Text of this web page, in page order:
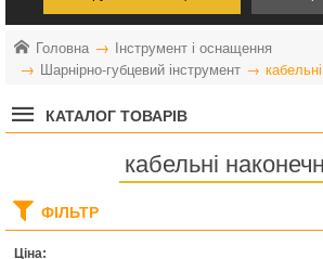
Головна
Інструмент і оснащення
Шарнірно-губцевий інструмент
КАТАЛОГ ТОВАРІВ
кабельні
ФІЛЬТР
Ціна: